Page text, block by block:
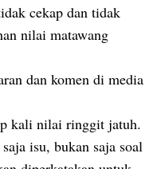
cekap dan tidak
nilai matawang
dan komen di media
kali nilai ringgit jatuh.
isu, bukan saja soal